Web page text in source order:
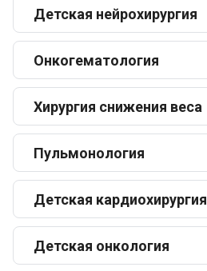
Детская нейрохирургия
Онкогематология
Хирургия снижения веса
Пульмонология
Детская кардиохирургия
Детская онкология